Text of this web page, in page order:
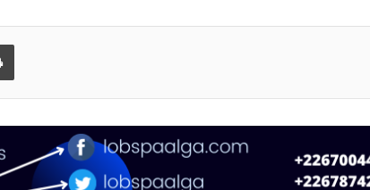
Imprimer